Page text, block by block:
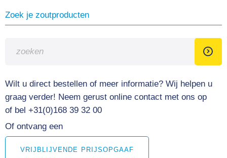
Zoek je zoutproducten
Wilt u direct bestellen of meer informatie? Wij helpen u
graag verder! Neem gerust online contact met ons op
of bel +31(0)168 39 32 00
Of ontvang een
VRIJBLIJVENDE PRIJSOPGAAF